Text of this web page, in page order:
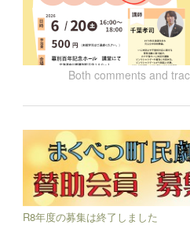
Both comments and
R8年度の募集は終了しました